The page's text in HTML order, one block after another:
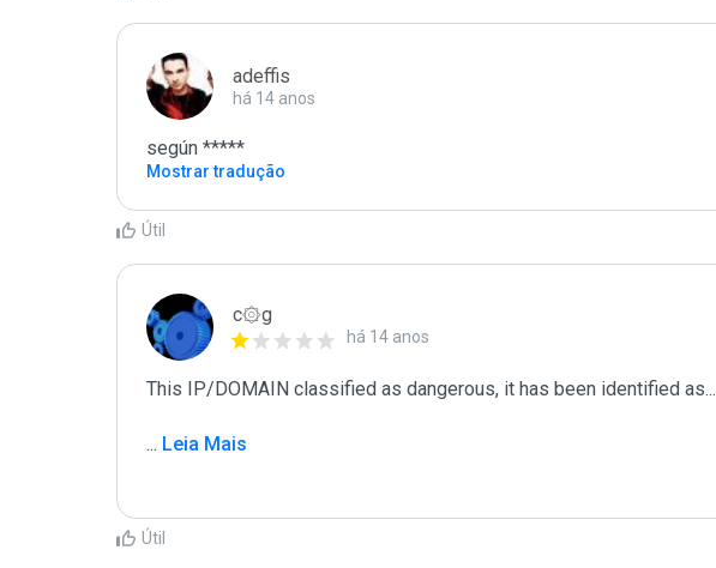
adeffis
há 14 anos
según *****
Mostrar tradução
Útil
c۞g
há 14 anos
This IP/DOMAIN classified as dangerous, it has been identified as...
... Leia Mais
Útil